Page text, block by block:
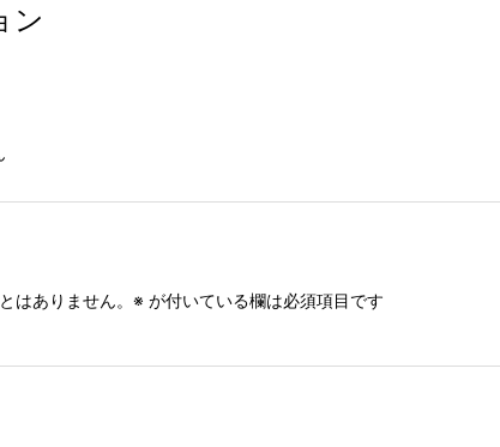
ン
はありません。 ※ が付いている欄は必須項目です